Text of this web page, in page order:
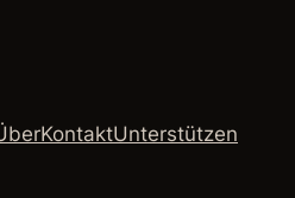
KontaktUnterstützen